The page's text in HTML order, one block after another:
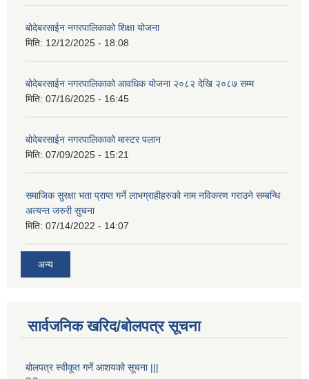
बोदेबरसाईन नगरपालिकाको शिक्षा योजना
मिति: 12/12/2025 - 18:08
बोदेबरसाईन नगरपालिकाको आवधिक योजना २०८२ देखि २०८७ सम्म
मिति: 07/16/2025 - 16:45
बोदेबरसाईन नगरपालिकाको मास्टर पलान
मिति: 07/09/2025 - 15:21
समाजिक सुरक्षा भता प्राप्त गर्ने लाभग्राहीहरुको नाम नविकरण गराउने सम्बन्धि
अत्यन्त जरुरी सुचना
मिति: 07/14/2022 - 14:07
अन्य
सार्वजनिक खरिद/बोलपत्र सूचना
बोलपत्र स्वीकूत गर्ने आशयको सूचना |||